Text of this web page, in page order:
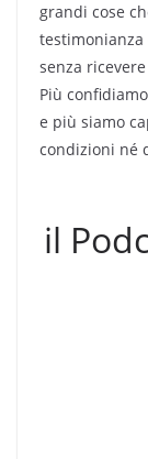
grandi cose
testimonianza
senza
Più
e più siamo
condizioni né
il